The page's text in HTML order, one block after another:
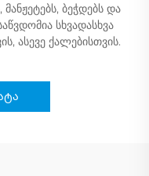
ბეჭდებს და
სხვადასხვა
ასევე ქალებისთვის.